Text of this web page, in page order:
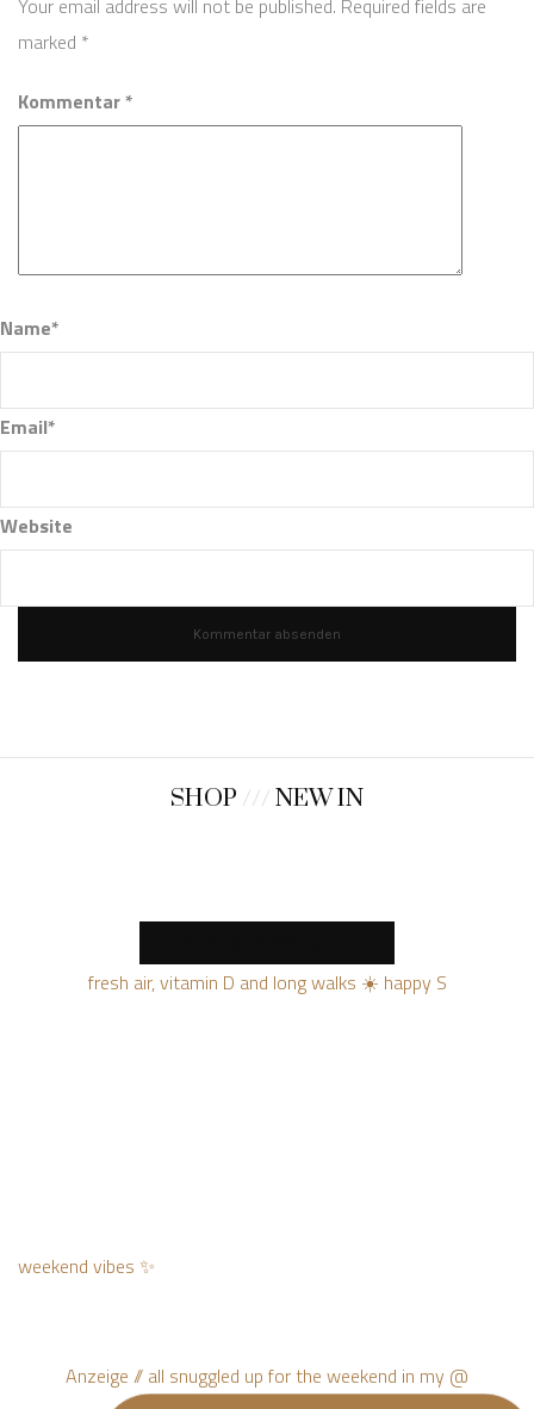
Your email address will not be published. Required fields are
marked *
Kommentar *
Name*
Email*
Website
SHOP ///NEW IN
fresh air, vitamin D and long walks ☀️ happy S
weekend vibes ✨
Anzeige // all snuggled up for the weekend in my @